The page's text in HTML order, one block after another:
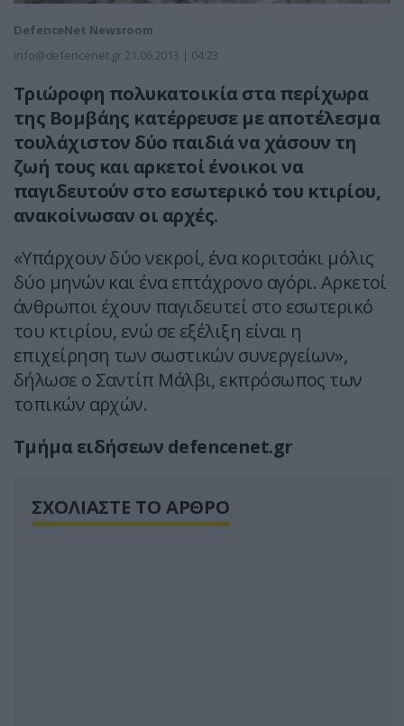
DefenceNet Newsroom
info@defencenet.gr 21.06.2013 | 04:23
Τριώροφη πολυκατοικία στα περίχωρα
της Βομβάης κατέρρευσε με αποτέλεσμα
τουλάχιστον δύο παιδιά να χάσουν τη
ζωή τους και αρκετοί ένοικοι να
παγιδευτούν στο εσωτερικό του κτιρίου,
ανακοίνωσαν οι αρχές.
«Υπάρχουν δύο νεκροί, ένα κοριτσάκι μόλις
δύο μηνών και ένα επτάχρονο αγόρι. Αρκετοί
άνθρωποι έχουν παγιδευτεί στο εσωτερικό
του κτιρίου, ενώ σε εξέλιξη είναι η
επιχείρηση των σωστικών συνεργείων»,
δήλωσε ο Σαντίπ Μάλβι, εκπρόσωπος των
τοπικών αρχών.
Τμήμα ειδήσεων defencenet.gr
ΣΧΟΛΙΑΣΤΕ ΤΟ ΑΡΘΡΟ